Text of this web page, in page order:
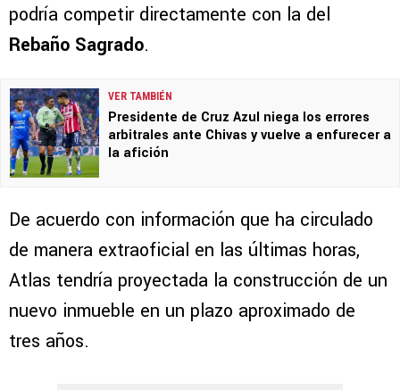
podría competir directamente con la del
Rebaño Sagrado.
VER TAMBIÉN
Presidente de Cruz Azul niega los errores
arbitrales ante Chivas y vuelve a enfurecer a
la afición
De acuerdo con información que ha circulado
de manera extraoficial en las últimas horas,
Atlas tendría proyectada la construcción de un
nuevo inmueble en un plazo aproximado de
tres años.